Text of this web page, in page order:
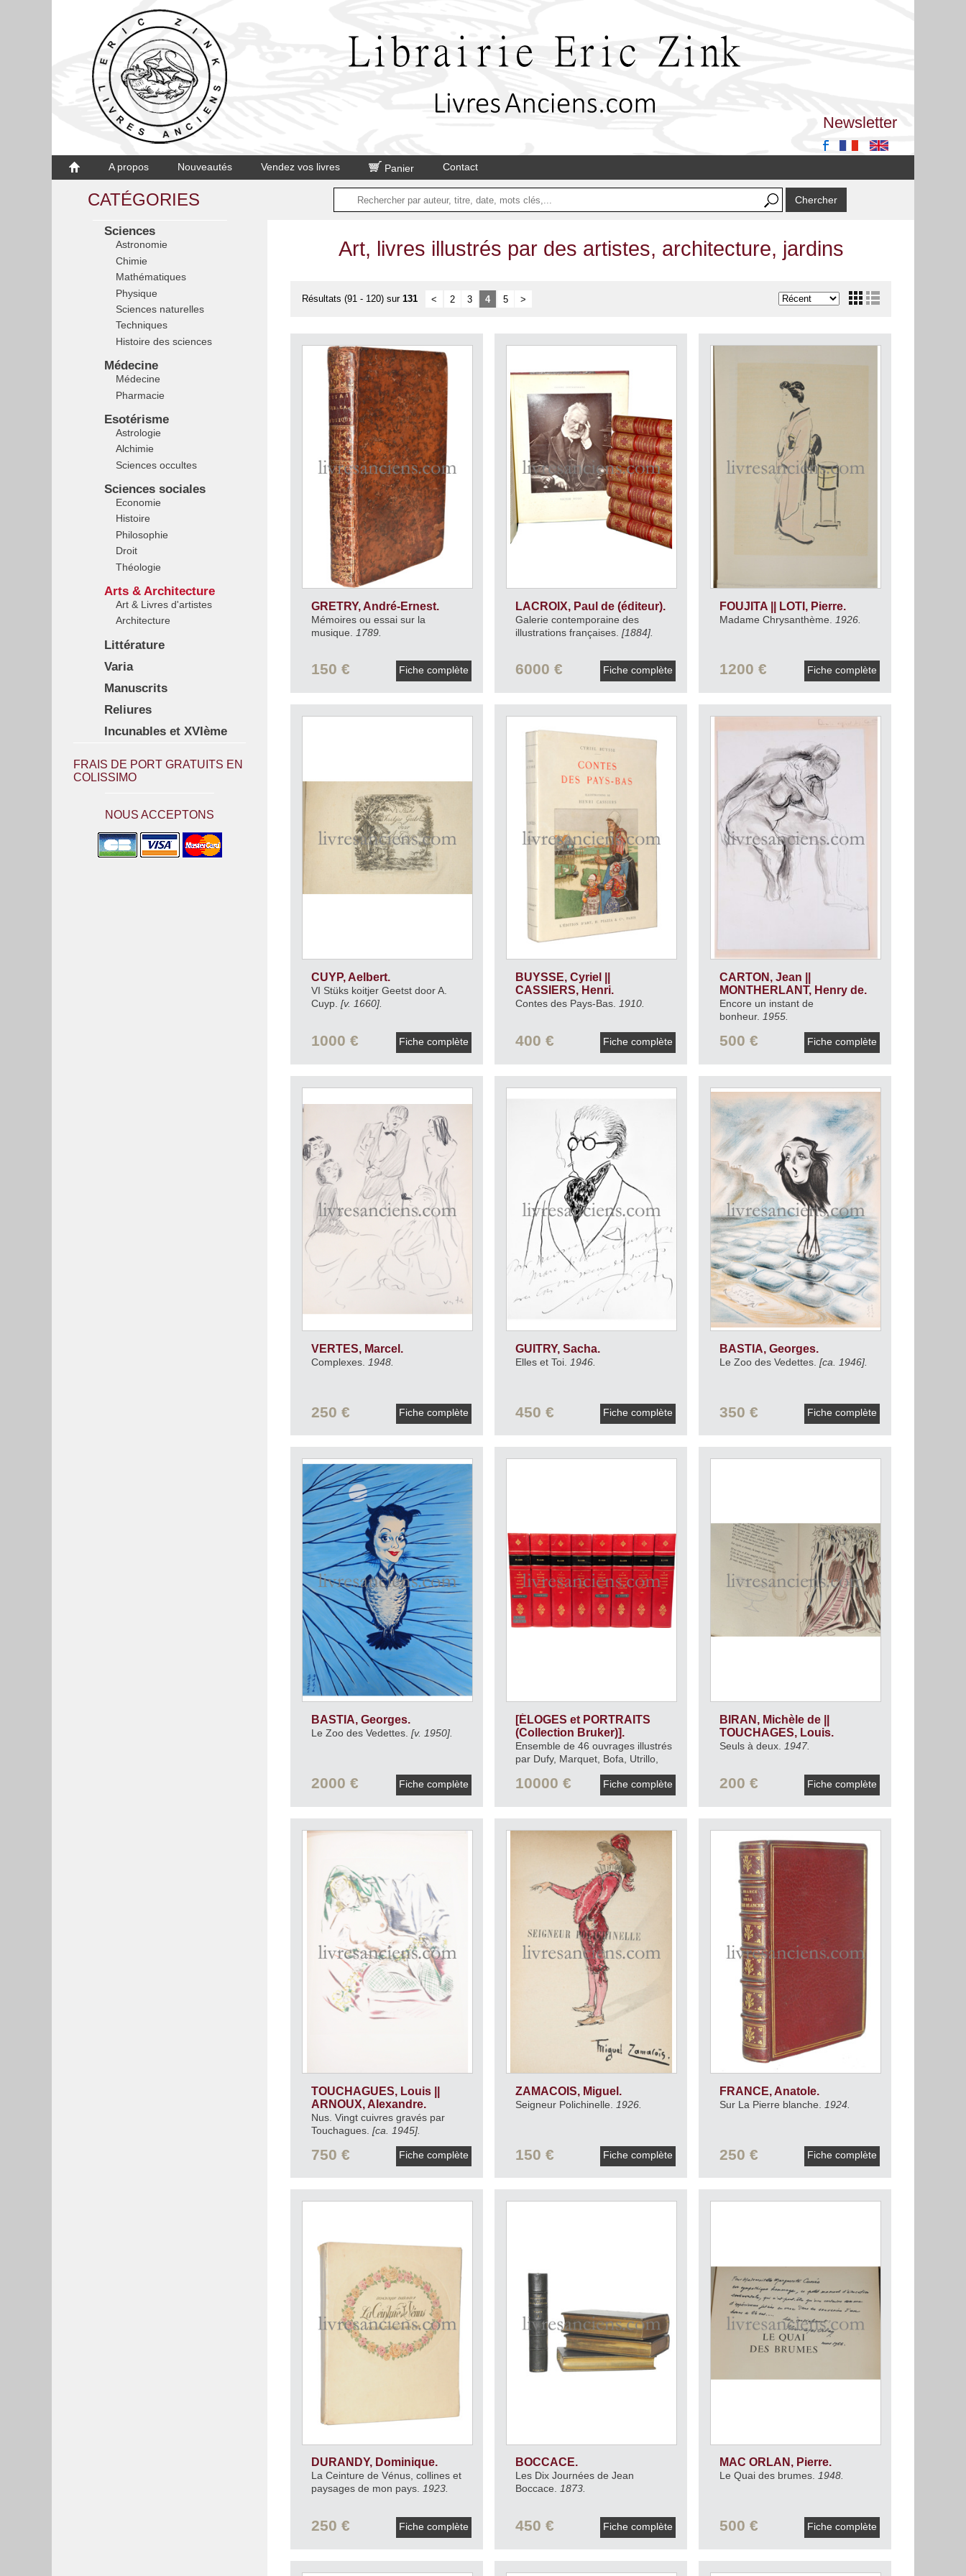
Newsletter
A propos Nouveautés Vendez vos livres Panier Contact
CATÉGORIES
Sciences
Astronomie
Chimie
Mathématiques
Physique
Sciences naturelles
Techniques
Histoire des sciences
Médecine
Médecine
Pharmacie
Esotérisme
Astrologie
Alchimie
Sciences occultes
Sciences sociales
Economie
Histoire
Philosophie
Droit
Théologie
Arts & Architecture
Art & Livres d'artistes
Architecture
Littérature
Varia
Manuscrits
Reliures
Incunables et XVIème
FRAIS DE PORT GRATUITS EN
COLISSIMO
NOUS ACCEPTONS
Art, livres illustrés par des artistes, architecture, jardins
Résultats (91 - 120) sur 131 < 2 3 4 5 >
GRETRY, André-Ernest.
Mémoires ou essai sur la
musique.
1789.
150 € Fiche complète
LACROIX, Paul de (éditeur).
Galerie contemporaine des
illustrations françaises. [1884].
6000 € Fiche complète
FOUJITA || LOTI, Pierre.
Madame Chrysanthème. 1926.
1200 € Fiche complète
CUYP, Aelbert.
VI Stüks koitjer Geetst door A.
Cuyp. [v. 1660].
1000 € Fiche complète
BUYSSE, Cyriel ||
CASSIERS, Henri.
Contes des Pays-Bas. 1910.
400 € Fiche complète
CARTON, Jean ||
MONTHERLANT, Henry de.
Encore un instant de
bonheur. 1955.
500 € Fiche complète
VERTES, Marcel.
Complexes. 1948.
250 € Fiche complète
GUITRY, Sacha.
Elles et Toi. 1946.
450 € Fiche complète
BASTIA, Georges.
Le Zoo des Vedettes. [ca. 1946].
350 € Fiche complète
BASTIA, Georges.
Le Zoo des Vedettes. [v. 1950].
2000 € Fiche complète
[ÉLOGES et PORTRAITS
(Collection Bruker)].
Ensemble de 46 ouvrages illustrés
par Dufy, Marquet, Bofa, Utrillo,
10000 € Fiche complète
BIRAN, Michèle de ||
TOUCHAGES, Louis.
Seuls à deux. 1947.
200 € Fiche complète
TOUCHAGUES, Louis ||
ARNOUX, Alexandre.
Nus. Vingt cuivres gravés par
Touchagues. [ca. 1945].
750 € Fiche complète
ZAMACOIS, Miguel.
Seigneur Polichinelle. 1926.
150 € Fiche complète
FRANCE, Anatole.
Sur La Pierre blanche. 1924.
250 € Fiche complète
DURANDY, Dominique.
La Ceinture de Vénus, collines et
paysages de mon pays. 1923.
250 € Fiche complète
BOCCACE.
Les Dix Journées de Jean
Boccace. 1873.
450 € Fiche complète
MAC ORLAN, Pierre.
Le Quai des brumes. 1948.
500 € Fiche complète